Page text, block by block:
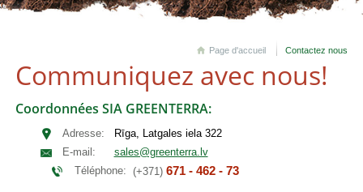
Page d'accueil Contactez nous
Communiquez avec nous!
Coordonnées SIA GREENTERRA:
Adresse:
Rīga, Latgales iela 322
E-mail:
sales@greenterra.lv
Téléphone: (+371) 671 - 462 - 73